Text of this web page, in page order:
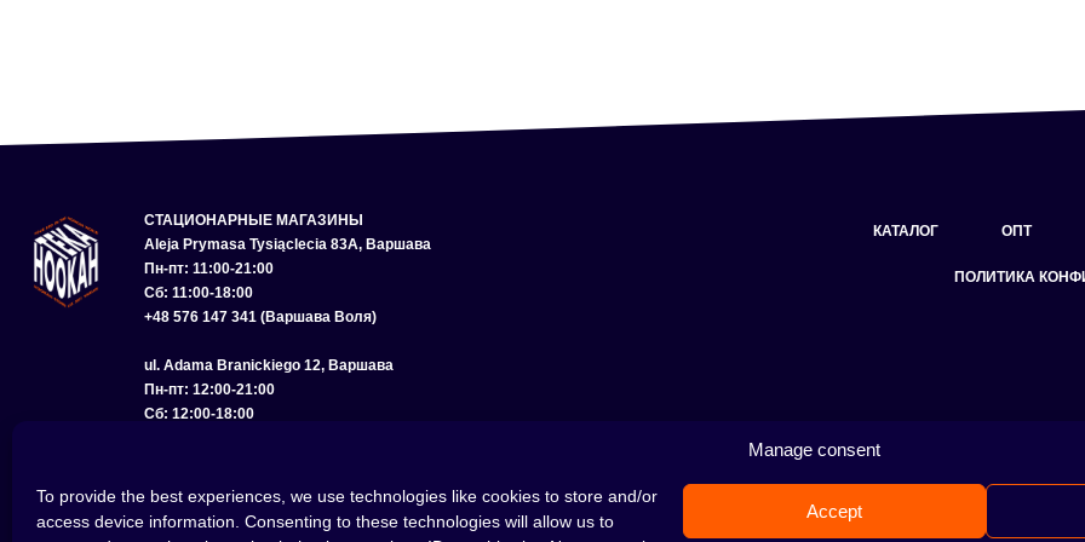
Manage consent
To provide the best experiences, we use technologies like cookies to store and/or
access device information. Consenting to these technologies will allow us to
Accept
СТАЦИОНАРНЫЕ МАГАЗИНЫ
Aleja Prymasa Tysiąclecia 83A, Варшава
Пн-пт: 11:00-21:00
Сб: 11:00-18:00
+48 576 147 341 (Варшава Воля)
ul. Adama Branickiego 12, Варшава
Пн-пт: 12:00-21:00
Сб: 12:00-18:00
ul. Bolesława Chrobrego 22, Вроцлав
Пн-пт: 11:00-21:00
КАТАЛОГ ОПТ
ПОЛИТИКА
Кальян — это отличная идея для вечера,
покорил сердца многих людей.Несмотря на
место идеально подходит для тебя!